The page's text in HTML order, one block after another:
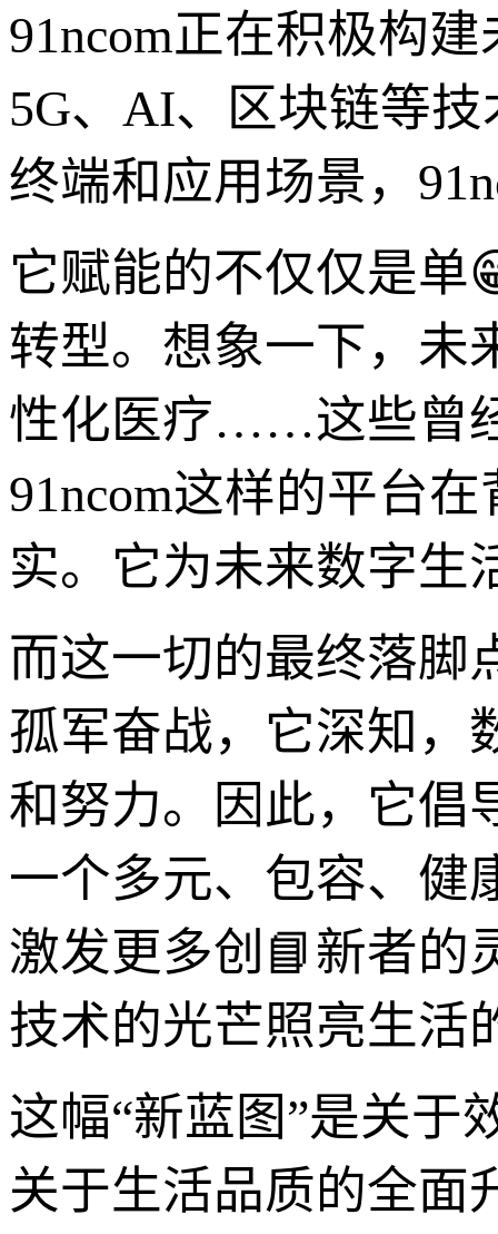
91ncom正在积极构
5G、AI、区块链等
终端和应用场景，
它赋能的不仅仅是单
转型。想象一下，未
性化医疗……这些曾
91ncom这样的平台
实。它为未来数字生
而这一切的最终落脚
孤军奋战，它深知，
和努力。因此，它倡
一个多元、包容、健
激发更多创📘新者的
技术的光芒照亮生活
这幅“新蓝图”是关于
关于生活品质的全面